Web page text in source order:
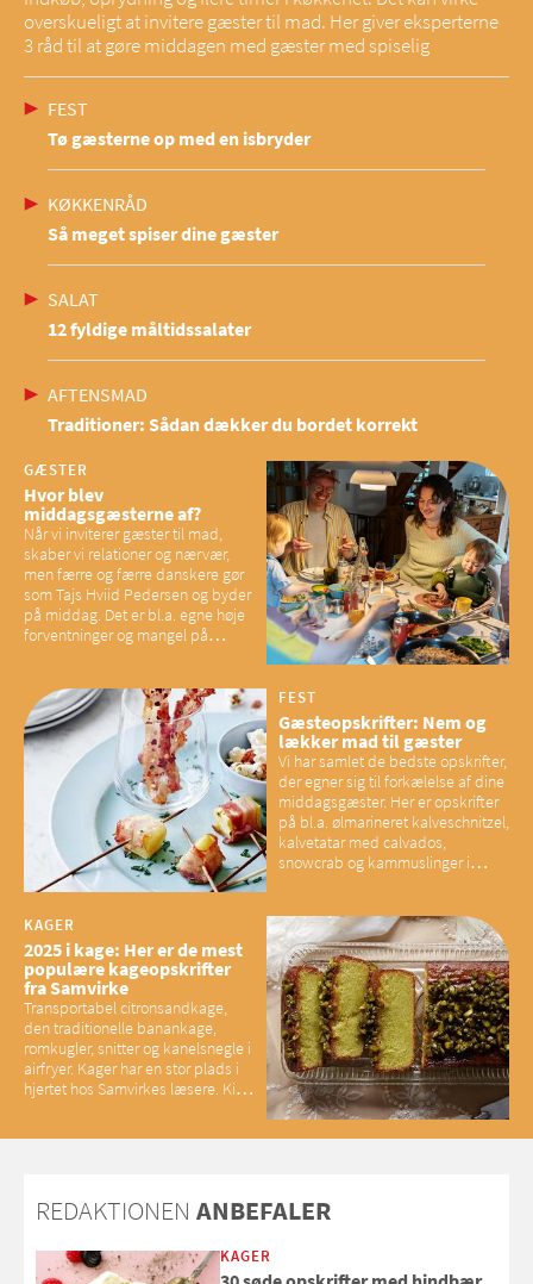
overskueligt at invitere gæster til mad. Her giver eksperterne
3 råd til at gøre middagen med gæster med spiselig
FEST
Tø gæsterne op med en isbryder
KØKKENRÅD
Så meget spiser dine gæster
SALAT
12 fyldige måltidssalater
AFTENSMAD
Traditioner: Sådan dækker du bordet korrekt
GÆSTER
Hvor blev
middagsgæsterne af?
Når vi inviterer gæster til mad,
skaber vi relationer og nærvær,
men færre og færre danskere gør
som Tajs Hviid Pedersen og byder
på middag. Det er bl.a. egne høje
forventninger og mangel på
have konsekvenser for vores
sociale fællesskaber
FEST
Gæsteopskrifter: Nem og
lækker mad til gæster
Vi har samlet de bedste opskrifter,
der egner sig til forkælelse af dine
middagsgæster. Her er opskrifter
på bl.a. ølmarineret kalveschnitzel,
kalvetatar med calvados,
snowcrab og kammuslinger i
KAGER
2025 i kage: Her er de mest
populære kageopskrifter
fra Samvirke
Transportabel citronsandkage,
den traditionelle banankage,
romkugler, snitter og kanelsnegle i
airfryer. Kager har en stor plads i
hjertet hos Samvirkes læsere. Kig
REDAKTIONEN ANBEFALER
KAGER